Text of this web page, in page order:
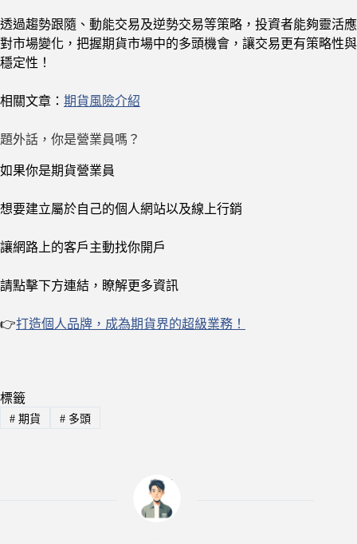
透過趨勢跟隨、動能交易及逆勢交易等策略，投資者能夠靈活應
對市場變化，把握期貨市場中的多頭機會，讓交易更有策略性與
穩定性！
相關文章： 期貨風險介紹
題外話，你是營業員嗎？
如果你是期貨營業員
想要建立屬於自己的個人網站以及線上行銷
讓網路上的客戶主動找你開戶
請點擊下方連結，瞭解更多資訊
👉打造個人品牌，成為期貨界的超級業務！
標籤
#期貨 #多頭